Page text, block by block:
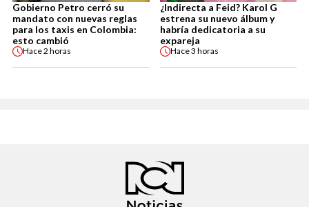
Gobierno Petro cerró su
mandato con nuevas reglas
para los taxis en Colombia:
esto cambió
Hace2 horas
¿Indirecta a Feid? Karol G
estrena su nuevo álbum y
habría dedicatoria a su
expareja
Hace3 horas